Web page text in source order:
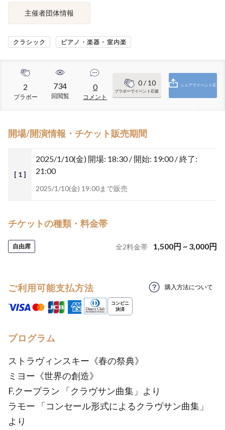
主催者団体情報
クラシック ピアノ・楽器・室内楽
2
ブラボー
734
回閲覧
0
コメント
0/ 10
ブラボーでイベント応援
シェアでイベント応
開場/開演情報・チケット販売期間
[ 1 ]
2025/1/10(金) 開場: 18:30 / 開始: 19:00 / 終了:
21:00
2025/1/10(金) 19:00まで販売
チケットの種類・料金帯
自由席 全2料金帯 1,500円 ~ 3,000円
ご利用可能支払方法 購入方法について
プログラム
ストラヴィンスキー《春の祭典》
ミヨー《世界の創造》
F.クープラン 「クラヴサン曲集」より
ラモー 「コンセール形式によるクラヴサン曲集」
より